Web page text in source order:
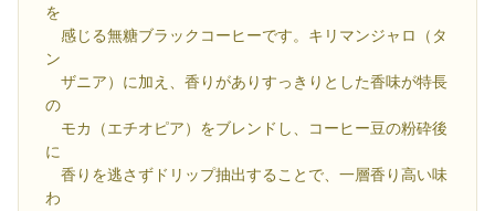
を
感じる無糖ブラックコーヒーです。キリマンジャロ（タ
ン
ザニア）に加え、香りがありすっきりとした香味が特長
の
モカ（エチオピア）をブレンドし、コーヒー豆の粉砕後
に
香りを逃さずドリップ抽出することで、一層香り高い味
わ